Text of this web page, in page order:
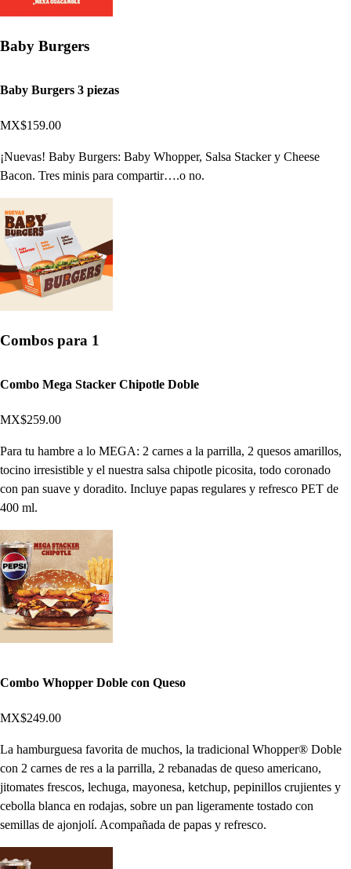
Baby Burgers
Baby Burgers 3 piezas
MX$159.00
¡Nuevas! Baby Burgers: Baby Whopper, Salsa Stacker y Cheese
Bacon. Tres minis para compartir….o no.
Combos para 1
Combo Mega Stacker Chipotle Doble
MX$259.00
Para tu hambre a lo MEGA: 2 carnes a la parrilla, 2 quesos amarillos,
tocino irresistible y el nuestra salsa chipotle picosita, todo coronado
con pan suave y doradito. Incluye papas regulares y refresco PET de
400 ml.
Combo Whopper Doble con Queso
MX$249.00
La hamburguesa favorita de muchos, la tradicional Whopper® Doble
con 2 carnes de res a la parrilla, 2 rebanadas de queso americano,
jitomates frescos, lechuga, mayonesa, ketchup, pepinillos crujientes y
cebolla blanca en rodajas, sobre un pan ligeramente tostado con
semillas de ajonjolí. Acompañada de papas y refresco.